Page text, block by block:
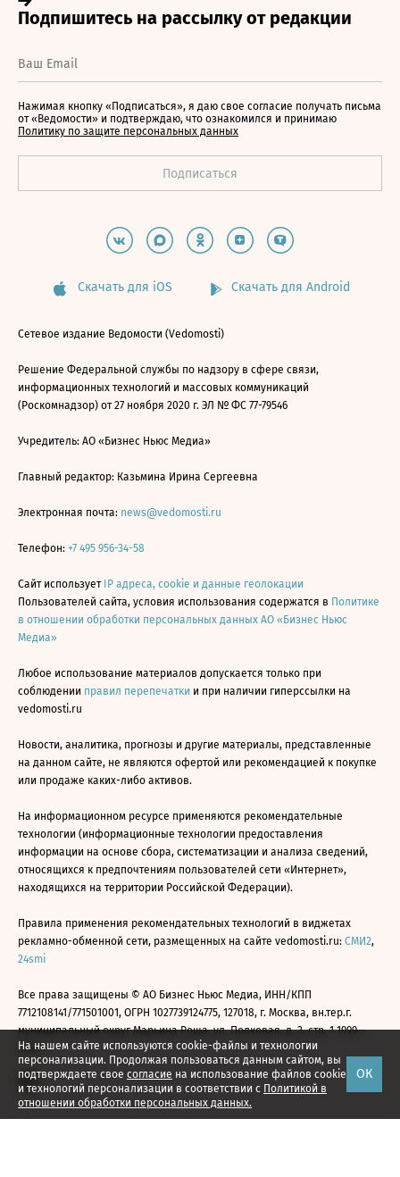
На нашем сайте используются cookie-файлы и технологии
персонализации. Продолжая пользоваться данным сайтом, вы
подтверждаете свое согласие на использование файлов cookie
и технологий персонализации в соответствии с Политикой в
отношении обработки персональных данных.
ОК
Нажимая кнопку «Подписаться», я даю свое согласие получать письма
от «Ведомости» и подтверждаю, что ознакомился и принимаю
Политику по защите персональных данных
Скачать для iOS Скачать для Android
Сетевое издание Ведомости (Vedomosti)
Решение Федеральной службы по надзору в сфере связи,
информационных технологий и массовых коммуникаций
(Роскомнадзор) от 27 ноября 2020 г. ЭЛ № ФС 77-79546
Учредитель: АО «Бизнес Ньюс Медиа»
Главный редактор: Казьмина Ирина Сергеевна
Электронная почта: news@vedomosti.ru
Телефон: +7 495 956-34-58
Сайт использует IP адреса, cookie и данные геолокации
Пользователей сайта, условия использования содержатся в Политике
в отношении обработки персональных данных АО «Бизнес Ньюс
Медиа»
Любое использование материалов допускается только при
соблюдении правил перепечатки и при наличии гиперссылки на
vedomosti.ru
Новости, аналитика, прогнозы и другие материалы, представленные
на данном сайте, не являются офертой или рекомендацией к покупке
или продаже каких-либо активов.
На информационном ресурсе применяются рекомендательные
технологии (информационные технологии предоставления
информации на основе сбора, систематизации и анализа сведений,
относящихся к предпочтениям пользователей сети «Интернет»,
находящихся на территории Российской Федерации).
Правила применения рекомендательных технологий в виджетах
рекламно-обменной сети, размещенных на сайте vedomosti.ru: СМИ2,
24smi
Все права защищены © АО Бизнес Ньюс Медиа, ИНН/КПП
7712108141/771501001, ОГРН 1027739124775, 127018, г. Москва, вн.тер.г.
муниципальный округ Марьина Роща, ул. Полковая, д. 3, стр. 1 1999—
2026